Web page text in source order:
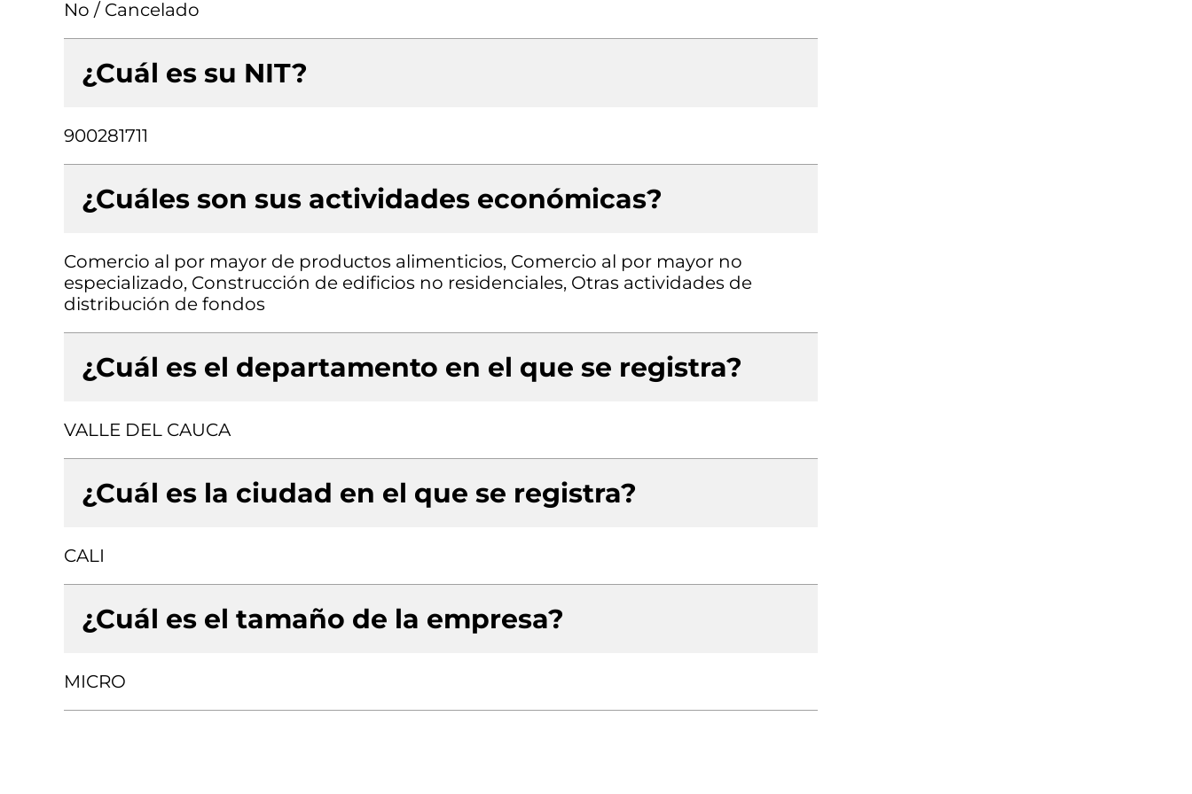
No / Cancelado
¿Cuál es su NIT?
900281711
¿Cuáles son sus actividades económicas?
Comercio al por mayor de productos alimenticios, Comercio al por mayor no
especializado, Construcción de edificios no residenciales, Otras actividades de
distribución de fondos
¿Cuál es el departamento en el que se registra?
VALLE DEL CAUCA
¿Cuál es la ciudad en el que se registra?
CALI
¿Cuál es el tamaño de la empresa?
MICRO